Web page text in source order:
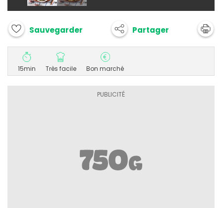
Sauvegarder Partager
15min Très facile Bon marché